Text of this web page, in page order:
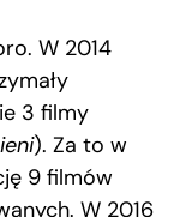
W 2014
3 filmy
). Za to w
9 filmów
W 2016